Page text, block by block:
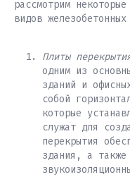
рассмотрим
видов
Плиты
одним из
зданий и
собой
которые
служат для
перекрытия
здания, а также